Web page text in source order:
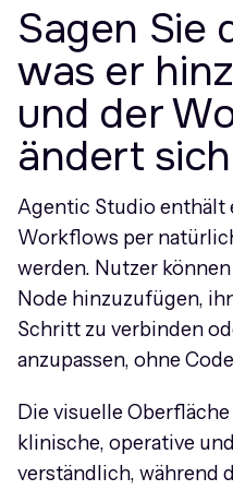
Sagen Sie
was er
und der
ändert sich
Agentic Studio enthält
Workflows per
werden. Nutzer
Node hinzuzufügen,
Schritt zu verbinden
anzupassen, ohne
Die visuelle
klinische, operative
verständlich, während